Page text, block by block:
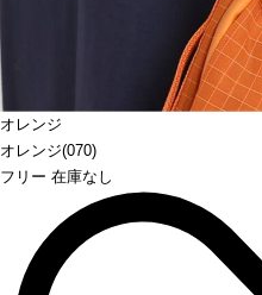
オレンジ
オレンジ(070)
フリー 在庫なし